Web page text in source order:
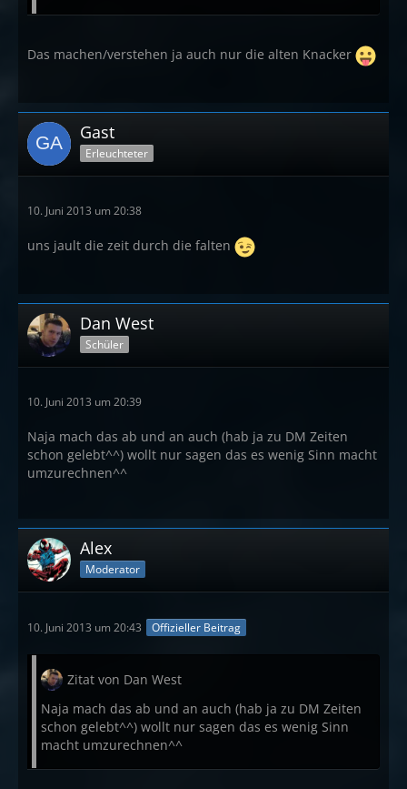
Das machen/verstehen ja auch nur die alten Knacker
Gast
Erleuchteter
10. Juni 2013 um 20:38
uns jault die zeit durch die falten
Dan West
Schüler
10. Juni 2013 um 20:39
Naja mach das ab und an auch (hab ja zu DM Zeiten
schon gelebt^^) wollt nur sagen das es wenig Sinn macht
umzurechnen^^
Alex
Moderator
10. Juni 2013 um 20:43 Offizieller Beitrag
Zitat von Dan West
Naja mach das ab und an auch (hab ja zu DM Zeiten
schon gelebt^^) wollt nur sagen das es wenig Sinn
macht umzurechnen^^